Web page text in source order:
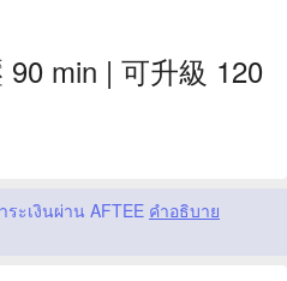
min | 可升級 120
ะเงินผ่าน AFTEE คำอธิบาย